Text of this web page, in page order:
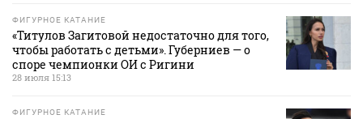
ФИГУРНОЕ КАТАНИЕ
«Титулов Загитовой недостаточно для того,
чтобы работать с детьми». Губерниев — о
споре чемпионки ОИ с Ригини
28 июля 15:13
ФИГУРНОЕ КАТАНИЕ